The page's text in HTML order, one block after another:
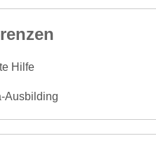
Hilfe
Ausbilding